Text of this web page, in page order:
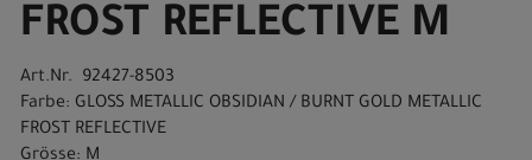
FROST REFLECTIVE M
Art.Nr. 92427-8503
Farbe: GLOSS METALLIC OBSIDIAN / BURNT GOLD METALLIC
FROST REFLECTIVE